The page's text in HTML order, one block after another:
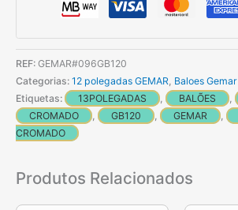
Cromados
33
cm
GEMAR
REF: GEMAR#096GB120
Categorias: 12 polegadas GEMAR Baloes Gemar
Etiquetas:
13POLEGADAS BALÕES
CROMADO
GB120 GEMAR
CROMADO
Produtos Relacionados